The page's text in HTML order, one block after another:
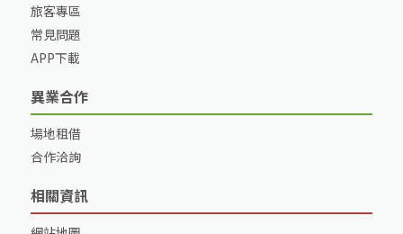
旅客專區
常見問題
APP下載
異業合作
場地租借
合作洽詢
相關資訊